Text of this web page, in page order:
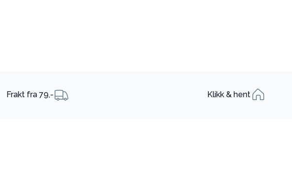
Frakt fra 79,- Klikk & hent